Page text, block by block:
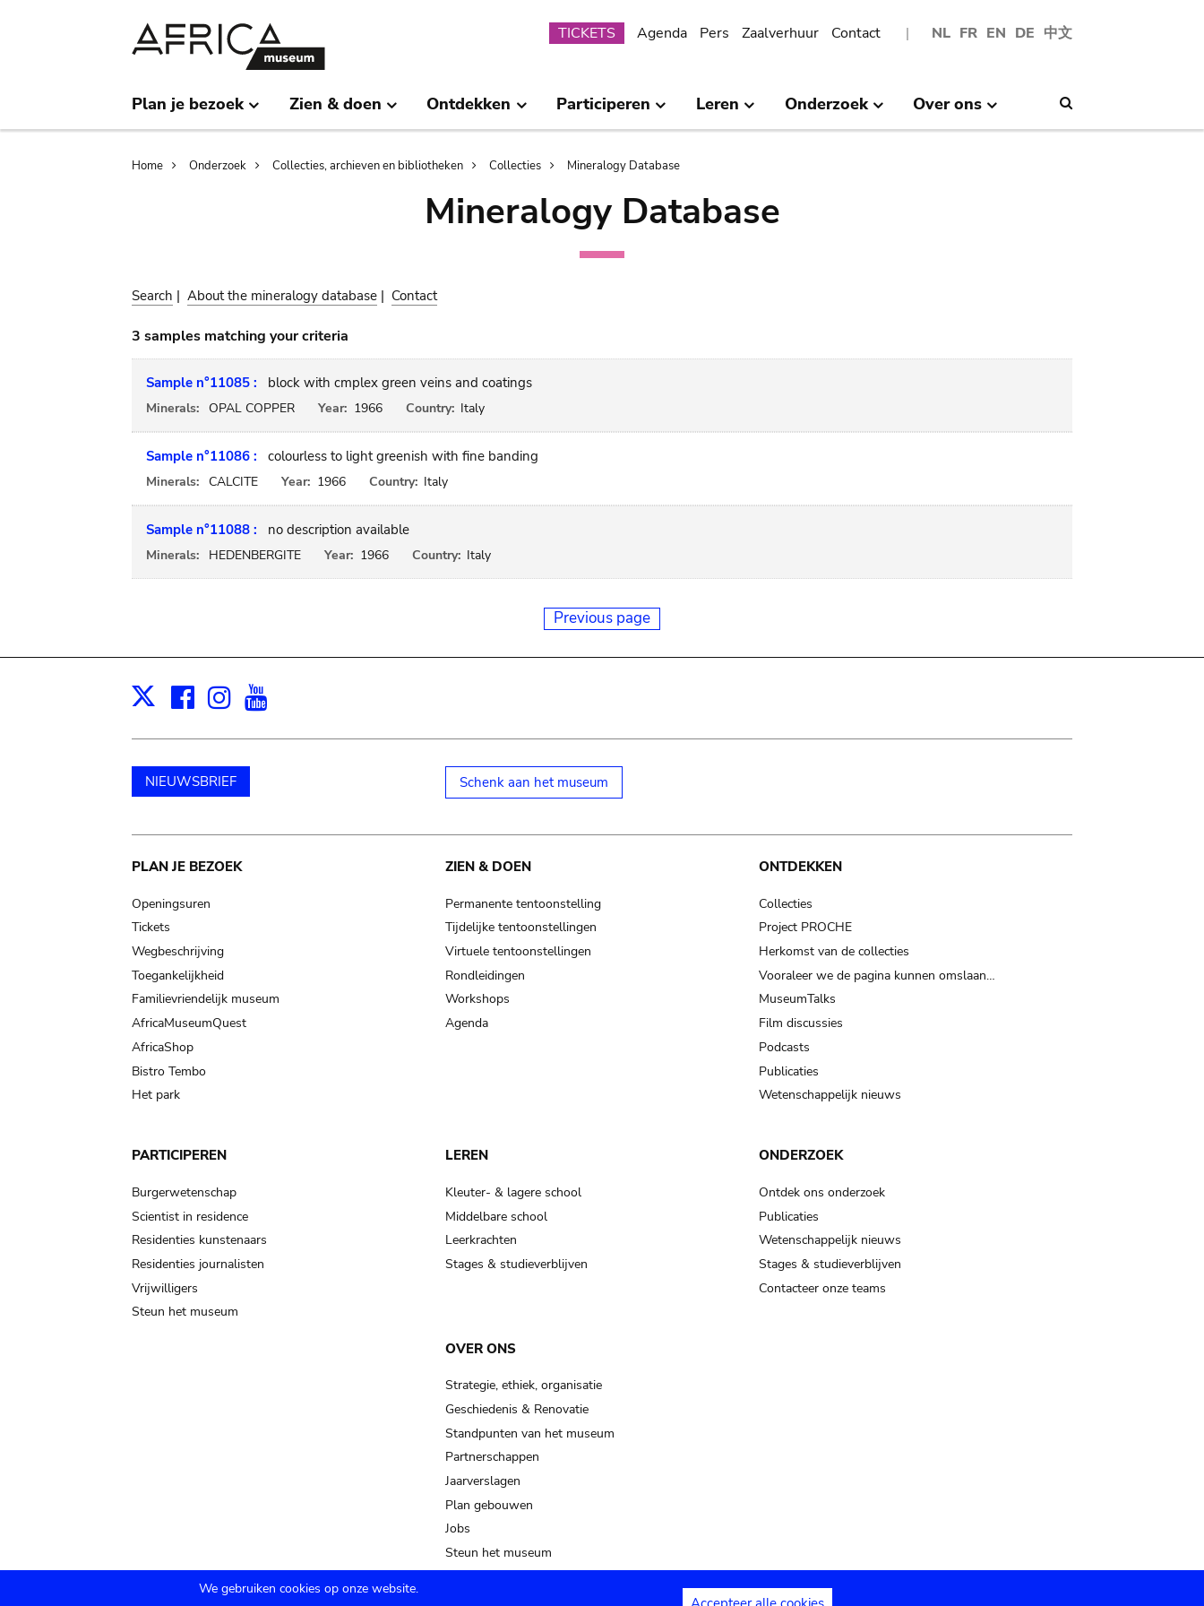
NL FR EN DE 中文
Submenu
TICKETS Agenda Pers Zaalverhuur Contact
Plan je bezoek Zien & doen Ontdekken Participeren Leren Onderzoek Over ons
Breadcrumb
Home Onderzoek Collecties, archieven en bibliotheken Collecties Mineralogy Database
Mineralogy Database
Search | About the mineralogy database | Contact
3 samples matching your criteria
Sample n°11085 : block with cmplex green veins and coatings
Minerals: OPAL COPPER Year: 1966 Country: Italy
Sample n°11086 : colourless to light greenish with fine banding
Minerals: CALCITE Year: 1966 Country: Italy
Sample n°11088 : no description available
Minerals: HEDENBERGITE Year: 1966 Country: Italy
Previous page
X Facebook
Instagram
NIEUWSBRIEF Schenk aan het museum
Main
navigation
PLAN JE BEZOEK
Openingsuren
Tickets
Wegbeschrijving
Toegankelijkheid
Familievriendelijk museum
AfricaMuseumQuest
AfricaShop
Bistro Tembo
Het park
ZIEN & DOEN
Permanente tentoonstelling
Tijdelijke tentoonstellingen
Virtuele tentoonstellingen
Rondleidingen
Workshops
Agenda
ONTDEKKEN
Collecties
Project PROCHE
Herkomst van de collecties
Vooraleer we de pagina kunnen omslaan…
MuseumTalks
Film discussies
Podcasts
Publicaties
Wetenschappelijk nieuws
PARTICIPEREN
Burgerwetenschap
Scientist in residence
Residenties kunstenaars
Residenties journalisten
Vrijwilligers
Steun het museum
LEREN
Kleuter- & lagere school
Middelbare school
Leerkrachten
Stages & studieverblijven
ONDERZOEK
Ontdek ons onderzoek
Publicaties
Wetenschappelijk nieuws
Stages & studieverblijven
Contacteer onze teams
OVER ONS
Strategie, ethiek, organisatie
Geschiedenis & Renovatie
Standpunten van het museum
Partnerschappen
Jaarverslagen
Plan gebouwen
Jobs
Steun het museum
We gebruiken cookies op onze website.